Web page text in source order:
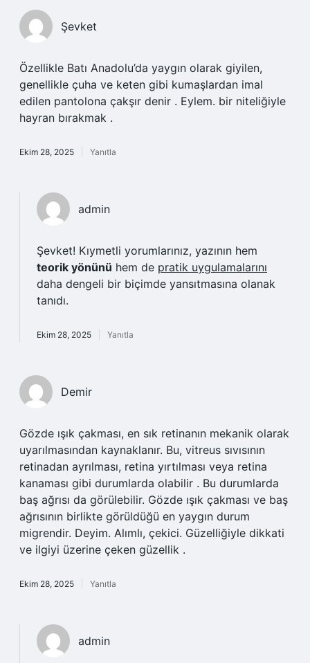
Şevket
Özellikle Batı Anadolu’da yaygın olarak giyilen,
genellikle çuha ve keten gibi kumaşlardan imal
edilen pantolona çakşır denir . Eylem. bir niteliğiyle
hayran bırakmak .
Ekim 28, 2025 Yanıtla
admin
Şevket! Kıymetli yorumlarınız, yazının hem
teorik yönünü hem de pratik uygulamalarını
daha dengeli bir biçimde yansıtmasına olanak
tanıdı.
Ekim 28, 2025 Yanıtla
Demir
Gözde ışık çakması, en sık retinanın mekanik olarak
uyarılmasından kaynaklanır. Bu, vitreus sıvısının
retinadan ayrılması, retina yırtılması veya retina
kanaması gibi durumlarda olabilir . Bu durumlarda
baş ağrısı da görülebilir. Gözde ışık çakması ve baş
ağrısının birlikte görüldüğü en yaygın durum
migrendir. Deyim. Alımlı, çekici. Güzelliğiyle dikkati
ve ilgiyi üzerine çeken güzellik .
Ekim 28, 2025 Yanıtla
admin